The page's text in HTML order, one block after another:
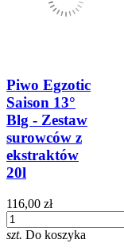
Piwo Egzotic
Saison 13°
Blg - Zestaw
surowców z
ekstraktów
20l
116,00 zł
szt. Do koszyka